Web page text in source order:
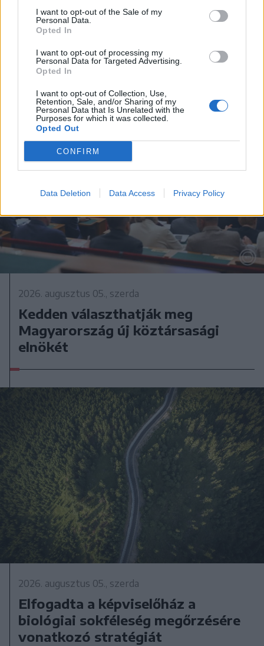
I want to opt-out of the Sale of my
Personal Data.
Opted In
I want to opt-out of processing my
Personal Data for Targeted Advertising.
Opted In
I want to opt-out of Collection, Use,
Retention, Sale, and/or Sharing of my
Personal Data that Is Unrelated with the
Purposes for which it was collected.
Opted Out
CONFIRM
Data Deletion Data Access Privacy Policy
a székelyudvarhelyi szociális
tömbházakban
2026. augusztus 05., szerda
Kedden választhatják meg
Magyarország új köztársasági
elnökét
2026. augusztus 05., szerda
Elfogadta a képviselőház a
biológiai sokféleség megőrzésére
vonatkozó stratégiát